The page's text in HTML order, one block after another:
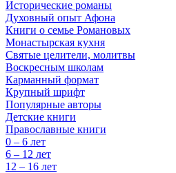
Исторические романы
Духовный опыт Афона
Книги о семье Романовых
Монастырская кухня
Святые целители, молитвы
Воскресным школам
Карманный формат
Крупный шрифт
Популярные авторы
Детские книги
Православные книги
0 – 6 лет
6 – 12 лет
12 – 16 лет